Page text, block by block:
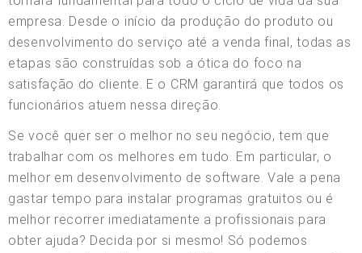
empresa. Desde o início da produção do produto ou
desenvolvimento do serviço até a venda final, todas as
etapas são construídas sob a ótica do foco na
satisfação do cliente. E o CRM garantirá que todos os
funcionários atuem nessa direção.
Se você quer ser o melhor no seu negócio, tem que
trabalhar com os melhores em tudo. Em particular, o
melhor em desenvolvimento de software. Vale a pena
gastar tempo para instalar programas gratuitos ou é
melhor recorrer imediatamente a profissionais para
obter ajuda? Decida por si mesmo! Só podemos